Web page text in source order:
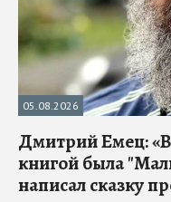
05.08.2026
Дмитрий Емец:
книгой была
написал сказку